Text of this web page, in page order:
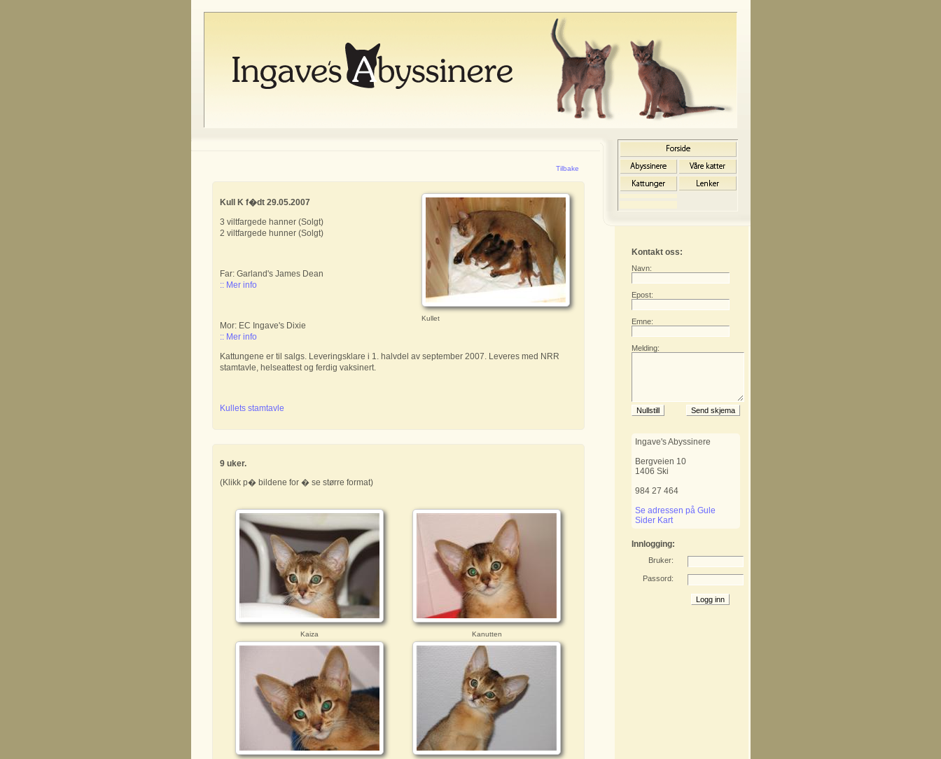
Tilbake
Kullet
Kull K f�dt 29.05.2007
3 viltfargede hanner (Solgt)
2 viltfargede hunner (Solgt)
Far: Garland's James Dean
:: Mer info
Mor: EC Ingave's Dixie
:: Mer info
Kattungene er til salgs. Leveringsklare i 1. halvdel av september 2007. Leveres med NRR
stamtavle, helseattest og ferdig vaksinert.
Kullets stamtavle
9 uker.
(Klikk p� bildene for � se større format)
Kaiza Kanutten
Kontakt oss:
Navn:
Epost:
Emne:
Melding:
Ingave's Abyssinere
Bergveien 10
1406 Ski
984 27 464
Se adressen på Gule
Sider Kart
Innlogging:
Bruker:
Passord: